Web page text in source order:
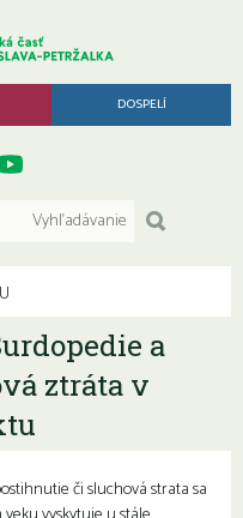
DOSPELÍ
a
ztráta v
či sluchová strata sa